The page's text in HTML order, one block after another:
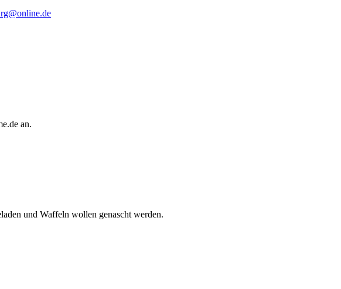
an.
und Waffeln wollen genascht werden.